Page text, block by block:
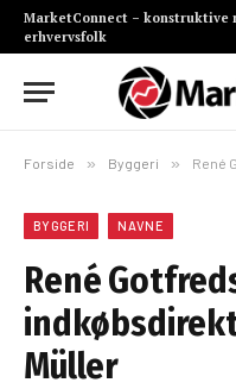
MarketConnect – konstruktive
erhvervsfolk
Forside » Byggeri » René
BYGGERI NAVNE
René
Müller